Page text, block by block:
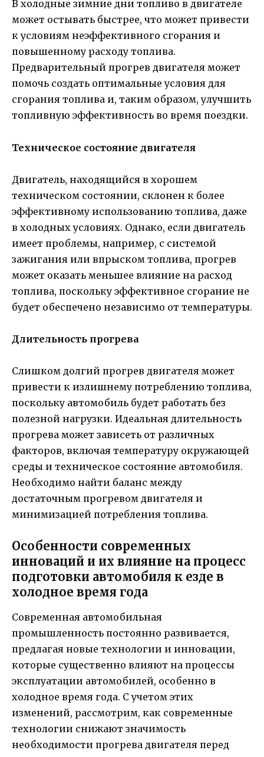
В холодные зимние дни топливо в двигателе
может остывать быстрее, что может привести
к условиям неэффективного сгорания и
повышенному расходу топлива.
Предварительный прогрев двигателя может
помочь создать оптимальные условия для
сгорания топлива и, таким образом, улучшить
топливную эффективность во время поездки.
Техническое состояние двигателя
Двигатель, находящийся в хорошем
техническом состоянии, склонен к более
эффективному использованию топлива, даже
в холодных условиях. Однако, если двигатель
имеет проблемы, например, с системой
зажигания или впрыском топлива, прогрев
может оказать меньшее влияние на расход
топлива, поскольку эффективное сгорание не
будет обеспечено независимо от температуры.
Длительность прогрева
Слишком долгий прогрев двигателя может
привести к излишнему потреблению топлива,
поскольку автомобиль будет работать без
полезной нагрузки. Идеальная длительность
прогрева может зависеть от различных
факторов, включая температуру окружающей
среды и техническое состояние автомобиля.
Необходимо найти баланс между
достаточным прогревом двигателя и
минимизацией потребления топлива.
Особенности современных
инноваций и их влияние на процесс
подготовки автомобиля к езде в
холодное время года
Современная автомобильная
промышленность постоянно развивается,
предлагая новые технологии и инновации,
которые существенно влияют на процессы
эксплуатации автомобилей, особенно в
холодное время года. С учетом этих
изменений, рассмотрим, как современные
технологии снижают значимость
необходимости прогрева двигателя перед